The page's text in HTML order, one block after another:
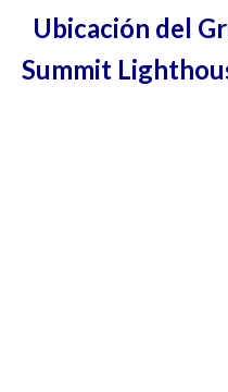
Ubicación del
Summit